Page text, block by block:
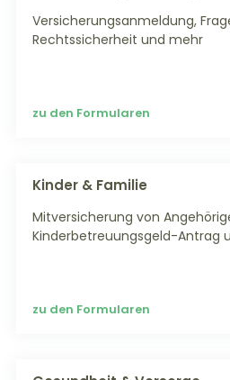
Versicherungsanmeldung,
Rechtssicherheit und mehr
zu den Formularen
Kinder & Familie
Mitversicherung von
Kinderbetreuungsgeld-Antrag
zu den Formularen